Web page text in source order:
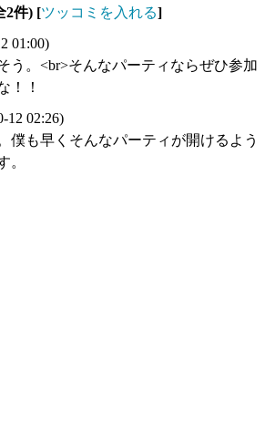
2件) [ツッコミを入れる]
01:00)
う。<br>そんなパーティならぜひ参加
！！
12 02:26)
僕も早くそんなパーティが開けるよう
。